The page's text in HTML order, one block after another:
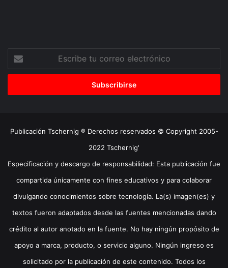
correo
Publicación Tschernig ® Derechos reservados © Copyright 2005-
2022 Tschernig'
Especificación y descargo de responsabilidad: Esta publicación fue
compartida únicamente con fines educativos y para colaborar
divulgando conocimientos sobre tecnología. La(s) imagen(es) y
textos fueron adaptados desde las fuentes mencionadas dando
crédito al autor anotado en la fuente. No hay ningún propósito de
apoyo a marca, producto, o servicio alguno. Ningún ingreso es
solicitado por la publicación de este contenido. Todos los